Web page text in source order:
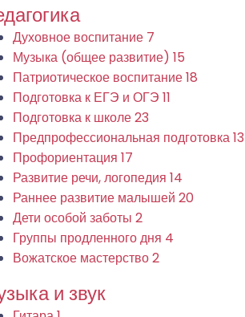
Духовное воспитание 7
Музыка (общее развитие) 15
Патриотическое воспитание18
Подготовка к ЕГЭ и ОГЭ 11
Подготовка к школе23
Предпрофессиональная подготовка13
Профориентация 17
Развитие речи, логопедия 14
Раннее развитие малышей 20
Дети особой заботы 2
Группы продленного дня 4
Вожатское мастерство2
и звук